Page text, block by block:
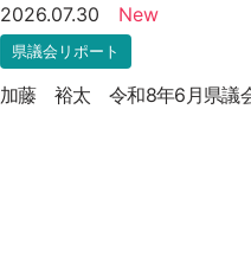
2026.07.30 New
県議会リポート
加藤 裕太 令和8年6月県議